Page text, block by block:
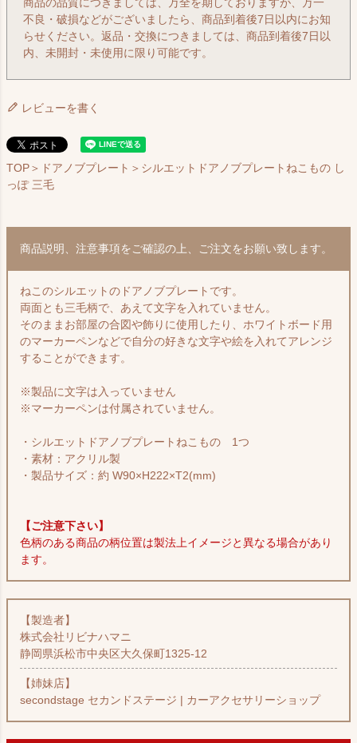
商品の品質につきましては、万全を期しておりますが、万一
不良・破損などがございましたら、商品到着後7日以内にお知
らせください。返品・交換につきましては、商品到着後7日以
内、未開封・未使用に限り可能です。
レビューを書く
TOP＞ ドアノブプレート ＞シルエットドアノブプレートねこもの し
っぽ 三毛
商品説明、注意事項をご確認の上、ご注文をお願い致します。
ねこのシルエットのドアノブプレートです。
両面とも三毛柄で、あえて文字を入れていません。
そのままお部屋の合図や飾りに使用したり、ホワイトボード用
のマーカーペンなどで自分の好きな文字や絵を入れてアレンジ
することができます。
※製品に文字は入っていません
※マーカーペンは付属されていません。
・シルエットドアノブプレートねこもの 1つ
・素材：アクリル製
・製品サイズ：約 W90×H222×T2(mm)
【ご注意下さい】
色柄のある商品の柄位置は製法上イメージと異なる場合があり
ます。
【製造者】
株式会社リビナハマニ
静岡県浜松市中央区大久保町1325-12
【姉妹店】
secondstage セカンドステージ | カーアクセサリーショップ